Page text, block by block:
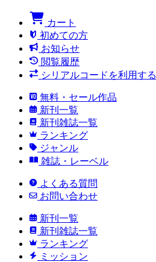
カート
初めての方
お知らせ
閲覧履歴
シリアルコードを利用する
無料・セール作品
新刊一覧
新刊雑誌一覧
ランキング
ジャンル
雑誌・レーベル
よくある質問
お問い合わせ
新刊一覧
新刊雑誌一覧
ランキング
ミッション